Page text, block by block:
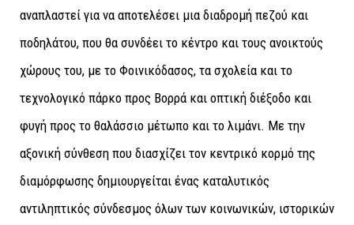
αναπλαστεί για να αποτελέσει μια διαδρομή πεζού και
ποδηλάτου, που θα συνδέει το κέντρο και τους ανοικτούς
χώρους του, με το Φοινικόδασος, τα σχολεία και το
τεχνολογικό πάρκο προς Βορρά και οπτική διέξοδο και
φυγή προς το θαλάσσιο μέτωπο και το λιμάνι. Με την
αξονική σύνθεση που διασχίζει τον κεντρικό κορμό της
διαμόρφωσης δημιουργείται ένας καταλυτικός
αντιληπτικός σύνδεσμος όλων των κοινωνικών, ιστορικών